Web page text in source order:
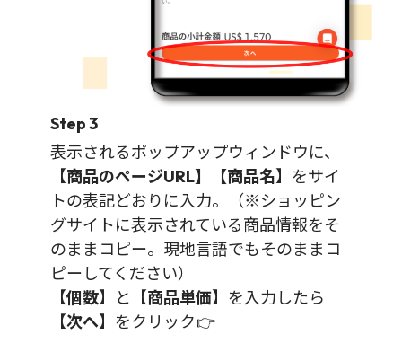
Step 3
表示されるポップアップウィンドウに、
【商品のページURL】【商品名】をサイ
トの表記どおりに入力。（※ショッピン
グサイトに表示されている商品情報をそ
のままコピー。現地言語でもそのままコ
ピーしてください）
【個数】と【商品単価】を入力したら
【次へ】をクリック👉